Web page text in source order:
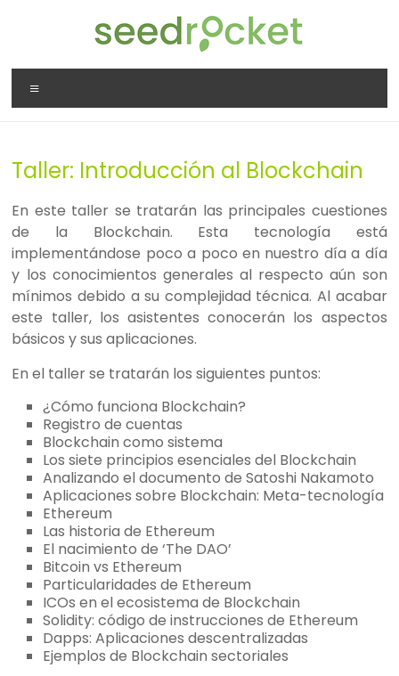
SeedRocket
La
que
en
España
para
startups
TIC
en
fase
inicial
Taller: Introducción al Blockchain
En este taller se tratarán las principales cuestiones
de la Blockchain. Esta tecnología está
implementándose poco a poco en nuestro día a día
y los conocimientos generales al respecto aún son
mínimos debido a su complejidad técnica. Al acabar
este taller, los asistentes conocerán los aspectos
básicos y sus aplicaciones.
En el taller se tratarán los siguientes puntos:
¿Cómo funciona Blockchain?
Registro de cuentas
Blockchain como sistema
Los siete principios esenciales del Blockchain
Analizando el documento de Satoshi Nakamoto
Aplicaciones sobre Blockchain: Meta-tecnología
Ethereum
Las historia de Ethereum
El nacimiento de ‘The DAO’
Bitcoin vs Ethereum
Particularidades de Ethereum
ICOs en el ecosistema de Blockchain
Solidity: código de instrucciones de Ethereum
Dapps: Aplicaciones descentralizadas
Ejemplos de Blockchain sectoriales